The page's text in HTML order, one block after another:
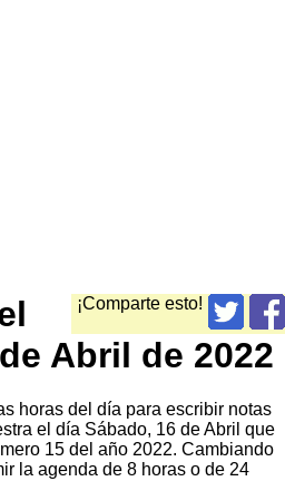
¡Comparte esto!
Abril de 2022
horas del día para escribir notas
el día Sábado, 16 de Abril que
15 del año 2022. Cambiando
la agenda de 8 horas o de 24